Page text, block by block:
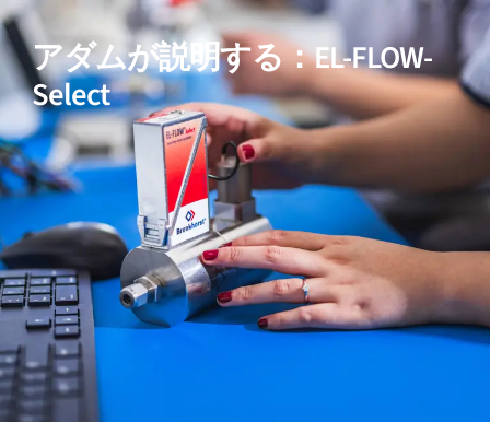
06
実証済みの性能
アダムが説明する：EL-FLOW-
Select